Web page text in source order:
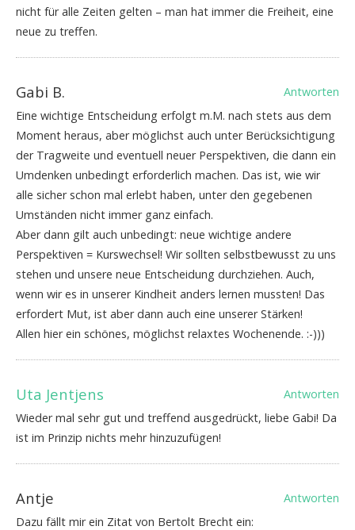
nicht für alle Zeiten gelten – man hat immer die Freiheit, eine
neue zu treffen.
Gabi B.
Antworten
Eine wichtige Entscheidung erfolgt m.M. nach stets aus dem
Moment heraus, aber möglichst auch unter Berücksichtigung
der Tragweite und eventuell neuer Perspektiven, die dann ein
Umdenken unbedingt erforderlich machen. Das ist, wie wir
alle sicher schon mal erlebt haben, unter den gegebenen
Umständen nicht immer ganz einfach.
Aber dann gilt auch unbedingt: neue wichtige andere
Perspektiven = Kurswechsel! Wir sollten selbstbewusst zu uns
stehen und unsere neue Entscheidung durchziehen. Auch,
wenn wir es in unserer Kindheit anders lernen mussten! Das
erfordert Mut, ist aber dann auch eine unserer Stärken!
Allen hier ein schönes, möglichst relaxtes Wochenende. :-)))
Uta Jentjens
Antworten
Wieder mal sehr gut und treffend ausgedrückt, liebe Gabi! Da
ist im Prinzip nichts mehr hinzuzufügen!
Antje
Antworten
Dazu fällt mir ein Zitat von Bertolt Brecht ein: